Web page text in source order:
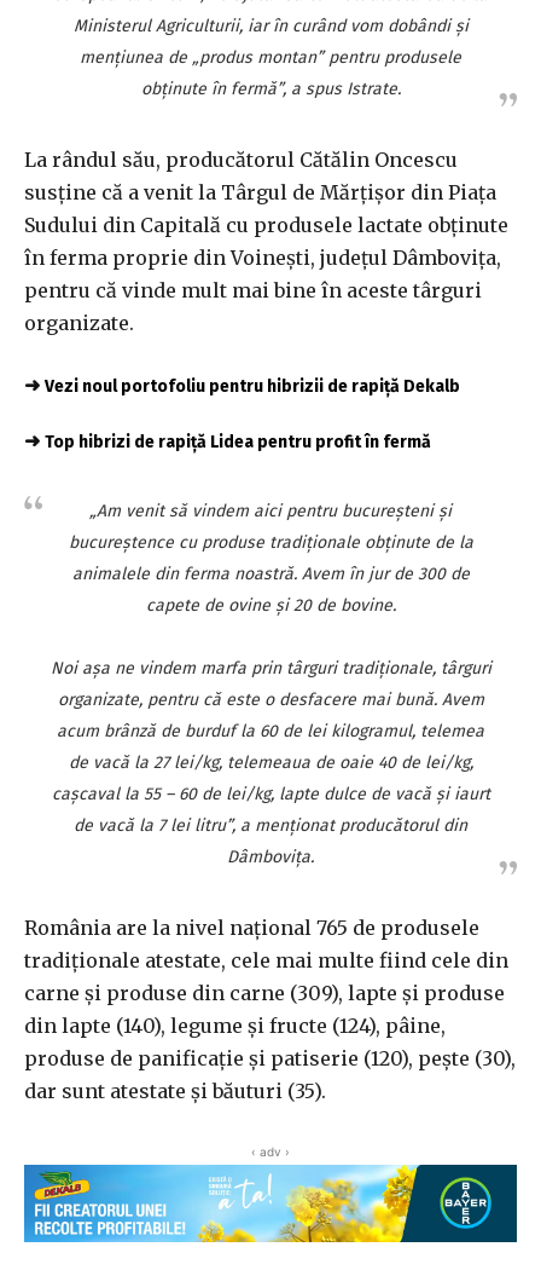
Ministerul Agriculturii, iar în curând vom dobândi şi
menţiunea de „produs montan” pentru produsele
obţinute în fermă”, a spus Istrate.
La rândul său, producătorul Cătălin Oncescu
susţine că a venit la Târgul de Mărţişor din Piaţa
Sudului din Capitală cu produsele lactate obţinute
în ferma proprie din Voineşti, judeţul Dâmboviţa,
pentru că vinde mult mai bine în aceste târguri
organizate.
➜ Vezi noul portofoliu pentru hibrizii de rapiță Dekalb
➜ Top hibrizi de rapiță Lidea pentru profit în fermă
„Am venit să vindem aici pentru bucureşteni şi
bucureştence cu produse tradiţionale obţinute de la
animalele din ferma noastră. Avem în jur de 300 de
capete de ovine şi 20 de bovine.
Noi aşa ne vindem marfa prin târguri tradiţionale, târguri
organizate, pentru că este o desfacere mai bună. Avem
acum brânză de burduf la 60 de lei kilogramul, telemea
de vacă la 27 lei/kg, telemeaua de oaie 40 de lei/kg,
caşcaval la 55 – 60 de lei/kg, lapte dulce de vacă şi iaurt
de vacă la 7 lei litru”, a menţionat producătorul din
Dâmboviţa.
România are la nivel naţional 765 de produsele
tradiţionale atestate, cele mai multe fiind cele din
carne şi produse din carne (309), lapte şi produse
din lapte (140), legume şi fructe (124), pâine,
produse de panificaţie şi patiserie (120), peşte (30),
dar sunt atestate şi băuturi (35).
‹ adv ›